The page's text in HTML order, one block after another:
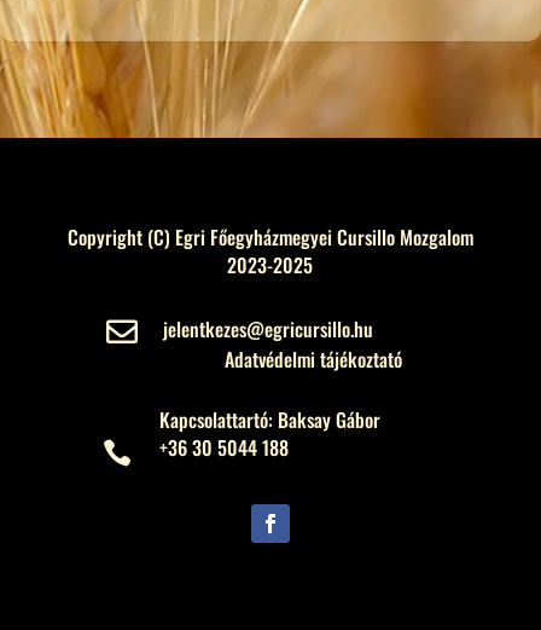
Copyright (C) Egri Főegyházmegyei Cursillo Mozgalom
2023-2025

jelentkezes@egricursillo.hu
Adatvédelmi tájékoztató
Kapcsolattartó: Baksay Gábor
 +36 30 5044 188